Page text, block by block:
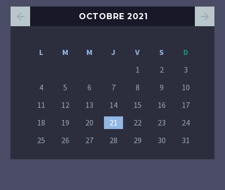
OCTOBRE 2021
L M M J V S
D
1
2
3
4
5 6 7 8 9
10
11
12 13 14 15 16
17
18
19 20 21 22 23
24
25
26 27 28 29 30 31